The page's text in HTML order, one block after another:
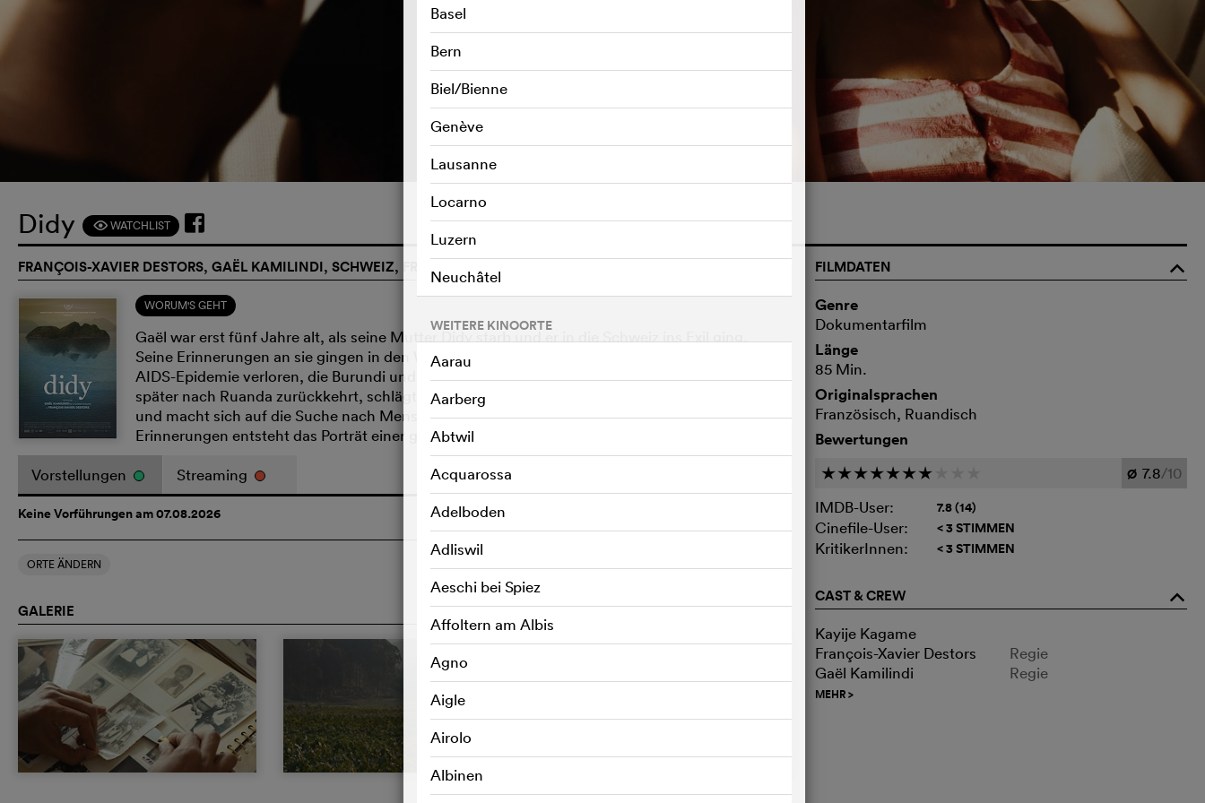
eTRAILER ABSPIELEN
Didy F WATCHLIST
FRANÇOIS-XAVIER DESTORS, GAËL KAMILINDI, SCHWEIZ, FRANKREICH, 2024
WORUM'S GEHT
Gaël war erst fünf Jahre alt, als seine Mutter Didy starb und er in die Schweiz ins Exil ging.
Seine Erinnerungen an sie gingen in den Wirren der Bürgerkriege, des Völkermords und der
AIDS-Epidemie verloren, die Burundi und später Ruanda heimgesucht hatten. Als er 30 Jahre
später nach Ruanda zurückkehrt, schlägt er das Kapitel seiner Familiengeschichte wieder auf
und macht sich auf die Suche nach Menschen, die seine Mutter gekannt haben. Durch seine
Erinnerungen entsteht das Porträt einer ganzen Generation ruandischer Frauen.
Vorstellungen Streaming
Keine Vorführungen am 07.08.2026
ORTE ÄNDERN
Basel
Bern
Biel/Bienne
Genève
Lausanne
Locarno
Luzern
Neuchâtel
WEITERE KINOORTE
Aarau
Aarberg
Abtwil
Acquarossa
Adelboden
Adliswil
Aeschi bei Spiez
Affoltern am Albis
Agno
Aigle
Airolo
Albinen
GALERIE o
FILMDATEN
o
Genre
Dokumentarfilm
Länge
85 Min.
Originalsprachen
Französisch, Ruandisch
Bewertungen
c c c c c c c Ø 7.8/10
IMDB-User:
7.8 (14)
Cinefile-User: < 3 STIMMEN
KritikerInnen: < 3 STIMMEN
CAST & CREW o
Kayije Kagame
François-Xavier Destors
Regie
Gaël Kamilindi
Regie
MEHR>